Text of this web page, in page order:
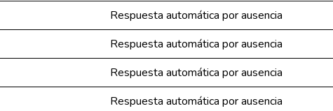
Respuesta automática por ausencia
Respuesta automática por ausencia
Respuesta automática por ausencia
Respuesta automática por ausencia